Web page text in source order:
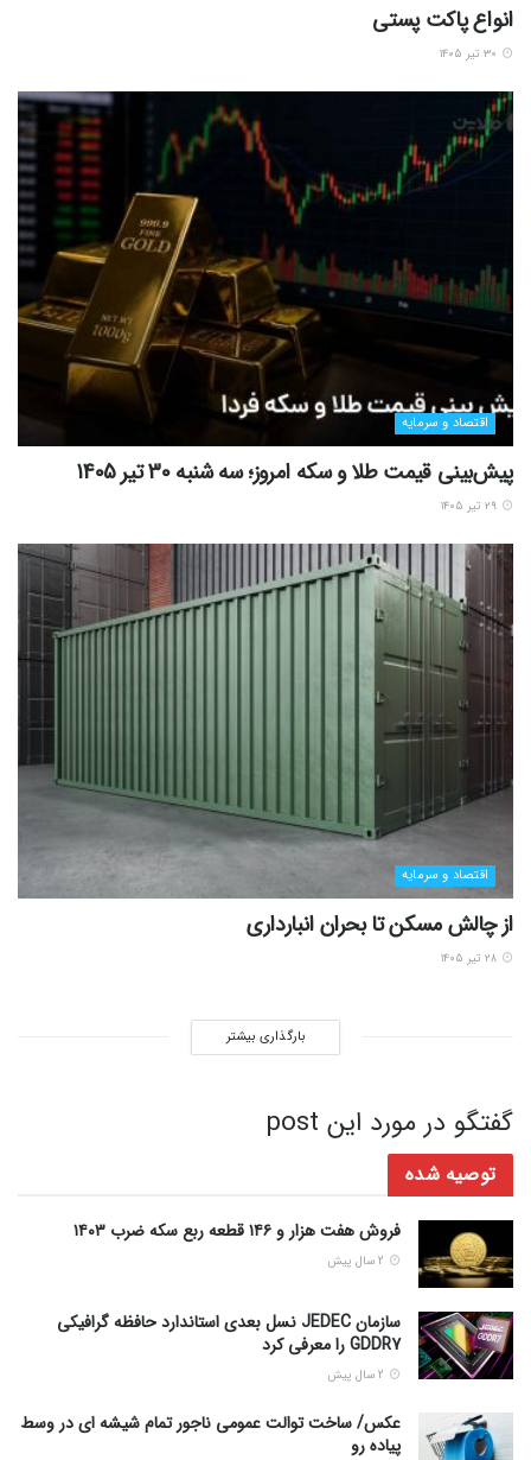
انواع پاکت پستی
اقتصاد و سرمایه
پیش‌بینی قیمت طلا و سکه امروز؛ سه شنبه 30 تیر 1405
اقتصاد و سرمایه
از چالش مسکن تا بحران انبارداری
بارگذاری بیشتر
گفتگو در مورد این post
توصیه شده
فروش هفت هزار و ۱۴۶ قطعه ربع سکه ضرب ۱۴۰۳
سازمان JEDEC نسل بعدی استاندارد حافظه گرافیکی
GDDR7 را معرفی کرد
عکس/ ساخت توالت عمومی ناجور تمام شیشه ای در وسط
پیاده رو